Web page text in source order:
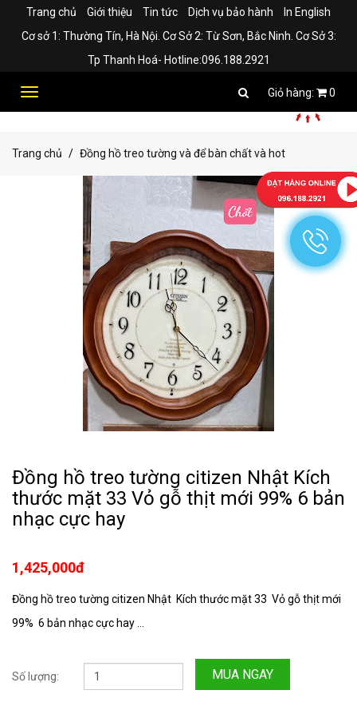
Trang chủ Giới thiệu Tin tức Dịch vụ bảo hành
In English
Cơ sở 1: Thường Tín, Hà Nội. Cơ Sở 2: Từ Sơn, Bắc Ninh. Cơ Sở 3:
Tp Thanh Hoá- Hotline:096.188.2921
Toggle
0
Trang chủ Đồng hồ treo tường và để bàn chất và hot
Đồng hồ treo tường citizen Nhật Kích
thước mặt 33 Vỏ gỗ thịt mới 99% 6 bản
nhạc cực hay
1,425,000đ
Đồng hồ treo tường citizen Nhật Kích thước mặt 33 Vỏ gỗ thịt mới
99% 6 bản nhạc cực hay ...
Số lượng: MUA NGAY